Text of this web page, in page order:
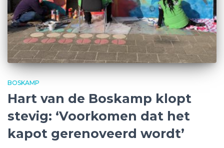
BOSKAMP
Hart van de Boskamp klopt
stevig: ‘Voorkomen dat het
kapot gerenoveerd wordt’